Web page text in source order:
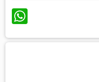
WhatsApp